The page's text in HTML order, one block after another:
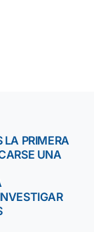
LA PRIMERA
UNA